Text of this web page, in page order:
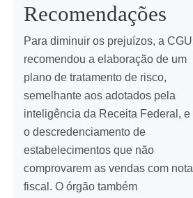
Recomendações
Para diminuir os prejuízos, a CGU
recomendou a elaboração de um
plano de tratamento de risco,
semelhante aos adotados pela
inteligência da Receita Federal, e
o descredenciamento de
estabelecimentos que não
comprovarem as vendas com nota
fiscal. O órgão também